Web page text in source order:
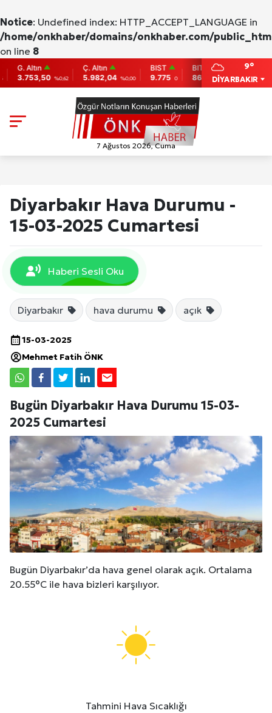
Notice: Undefined index: HTTP_ACCEPT_LANGUAGE in
/home/onkhaber/domains/onkhaber.com/
on line 8
Altın
%0,62
Ç. Altın
5.982,04 %0,00
9.775 0
BITCOIN
86,956.742
-0.31
DİYARBAKIR
9°
7 Ağustos 2026, Cuma
Diyarbakır Hava Durumu -
15-03-2025 Cumartesi
Haberi Sesli Oku
Diyarbakır hava durumu açık
15-03-2025
Mehmet Fatih ÖNK
Bugün Diyarbakır Hava Durumu 15-03-
2025 Cumartesi
Bugün Diyarbakır’da hava genel olarak açık. Ortalama
20.55°C ile hava bizleri karşılıyor.
Tahmini Hava Sıcaklığı